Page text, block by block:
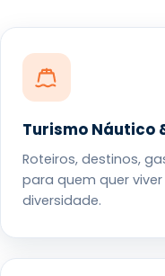
Turismo Náutico
Roteiros, destinos,
para quem quer
diversidade.